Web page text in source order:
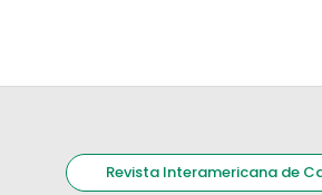
Revista Interamericana de